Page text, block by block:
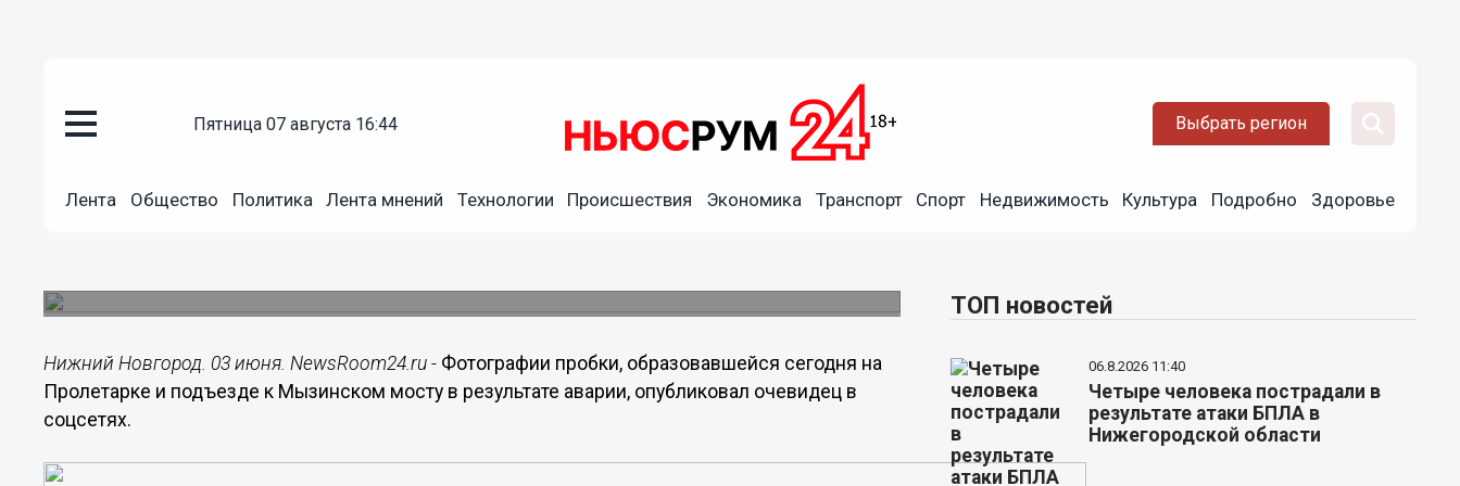
пятница 07 августа 16:44 Выбрать регион
Лента Общество Политика Лента мнений Технологии Происшествия Экономика Транспорт Спорт Недвижимость Культура Подробно Здоровье
03.06.201416:30
Нижний Новгород. 03 июня. NewsRoom24.ru - Фотографии пробки, образовавшейся сегодня на
Пролетарке и подъезде к Мызинском мосту в результате аварии, опубликовал очевидец в
соцсетях.
ТОП новостей
06.8.2026 11:40
Четыре человека пострадали в
результате атаки БПЛА в
Нижегородской области